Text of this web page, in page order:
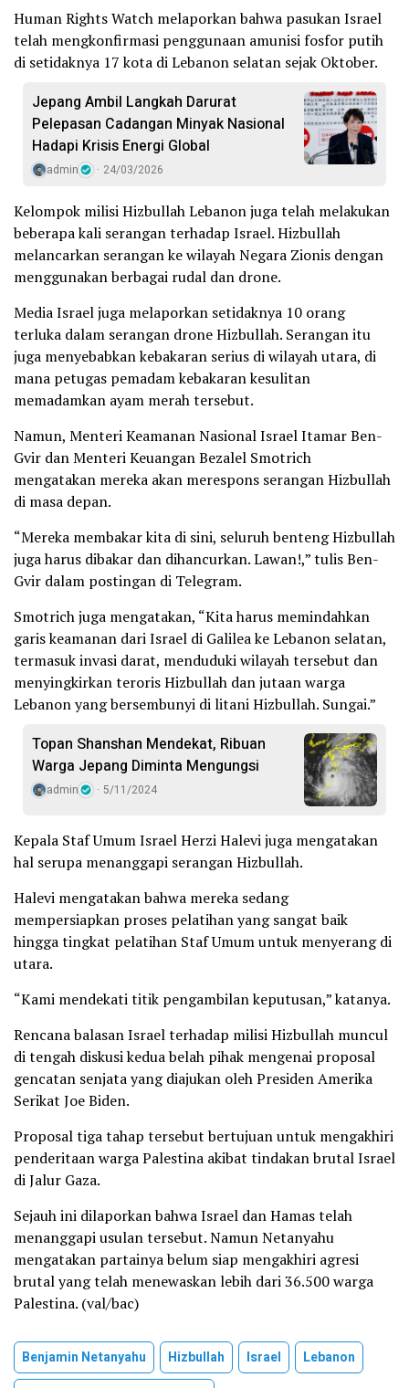
Human Rights Watch melaporkan bahwa pasukan Israel
telah mengkonfirmasi penggunaan amunisi fosfor putih
di setidaknya 17 kota di Lebanon selatan sejak Oktober.
Jepang Ambil Langkah Darurat
Pelepasan Cadangan Minyak Nasional
Hadapi Krisis Energi Global
admin 24/03/2026
Kelompok milisi Hizbullah Lebanon juga telah melakukan
beberapa kali serangan terhadap Israel. Hizbullah
melancarkan serangan ke wilayah Negara Zionis dengan
menggunakan berbagai rudal dan drone.
Media Israel juga melaporkan setidaknya 10 orang
terluka dalam serangan drone Hizbullah. Serangan itu
juga menyebabkan kebakaran serius di wilayah utara, di
mana petugas pemadam kebakaran kesulitan
memadamkan ayam merah tersebut.
Namun, Menteri Keamanan Nasional Israel Itamar Ben-
Gvir dan Menteri Keuangan Bezalel Smotrich
mengatakan mereka akan merespons serangan Hizbullah
di masa depan.
“Mereka membakar kita di sini, seluruh benteng Hizbullah
juga harus dibakar dan dihancurkan. Lawan!,” tulis Ben-
Gvir dalam postingan di Telegram.
Smotrich juga mengatakan, “Kita harus memindahkan
garis keamanan dari Israel di Galilea ke Lebanon selatan,
termasuk invasi darat, menduduki wilayah tersebut dan
menyingkirkan teroris Hizbullah dan jutaan warga
Lebanon yang bersembunyi di litani Hizbullah. Sungai.”
Topan Shanshan Mendekat, Ribuan
Warga Jepang Diminta Mengungsi
admin 5/11/2024
Kepala Staf Umum Israel Herzi Halevi juga mengatakan
hal serupa menanggapi serangan Hizbullah.
Halevi mengatakan bahwa mereka sedang
mempersiapkan proses pelatihan yang sangat baik
hingga tingkat pelatihan Staf Umum untuk menyerang di
utara.
“Kami mendekati titik pengambilan keputusan,” katanya.
Rencana balasan Israel terhadap milisi Hizbullah muncul
di tengah diskusi kedua belah pihak mengenai proposal
gencatan senjata yang diajukan oleh Presiden Amerika
Serikat Joe Biden.
Proposal tiga tahap tersebut bertujuan untuk mengakhiri
penderitaan warga Palestina akibat tindakan brutal Israel
di Jalur Gaza.
Sejauh ini dilaporkan bahwa Israel dan Hamas telah
menanggapi usulan tersebut. Namun Netanyahu
mengatakan partainya belum siap mengakhiri agresi
brutal yang telah menewaskan lebih dari 36.500 warga
Palestina. (val/bac)
Benjamin Netanyahu Hizbullah Israel
Lebanon